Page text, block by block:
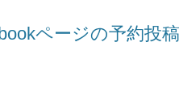
ページの予約投